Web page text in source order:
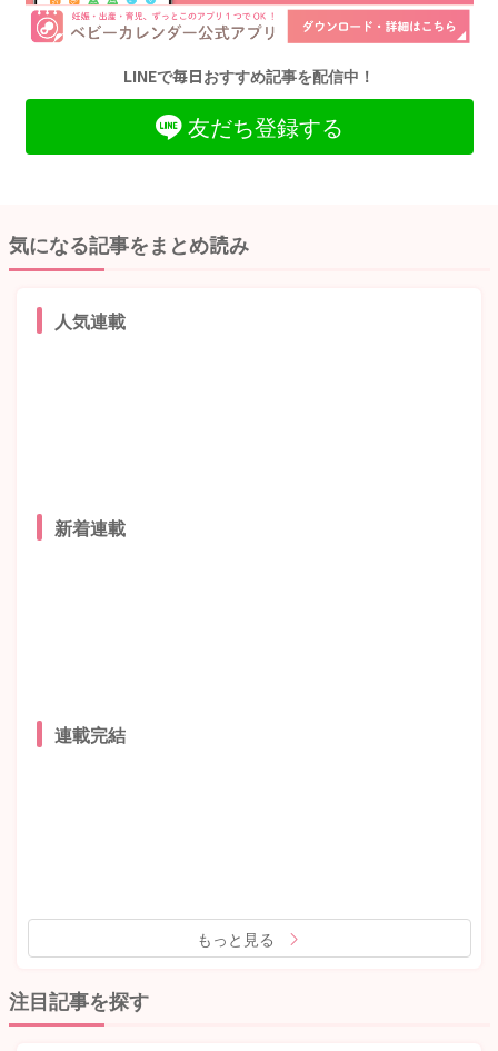
LINEで毎日おすすめ記事を配信中！
友だち登録する
気になる記事をまとめ読み
人気連載
新着連載
連載完結
もっと見る
注目記事を探す